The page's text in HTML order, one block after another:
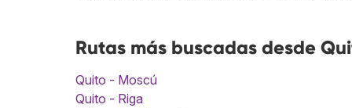
Rutas más buscadas desde
Quito - Moscú
Quito - Riga